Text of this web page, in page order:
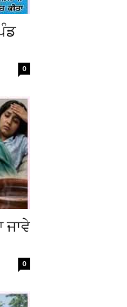
0
ਜਾਵੇ
0